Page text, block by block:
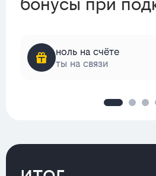
ноль на счёте
ты на связи